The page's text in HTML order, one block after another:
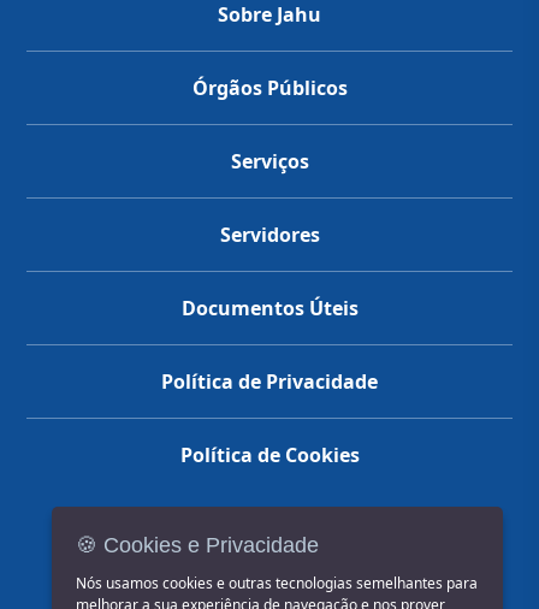
Sobre Jahu
Órgãos Públicos
Serviços
Servidores
Documentos Úteis
Política de Privacidade
Política de Cookies
🍪 Cookies e Privacidade
Nós usamos cookies e outras tecnologias semelhantes para
melhorar a sua experiência de navegação e nos prover